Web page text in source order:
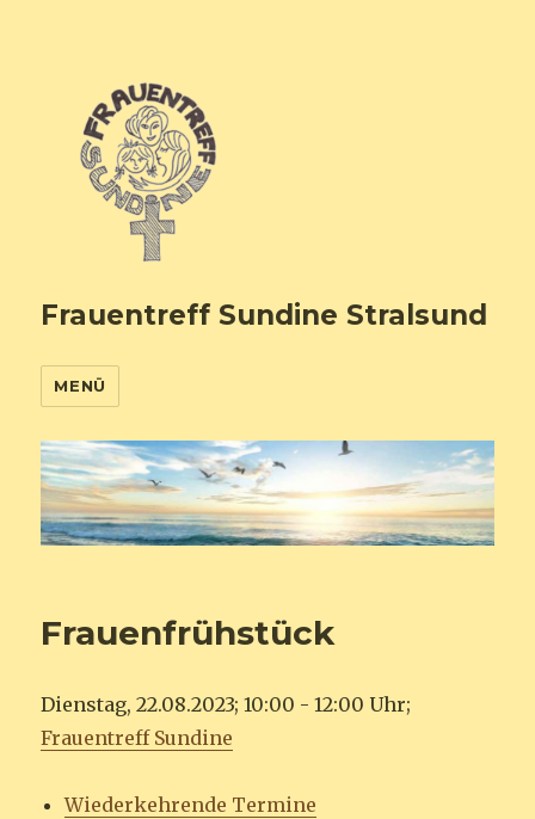
Frauentreff Sundine Stralsund
MENÜ
Frauenfrühstück
Dienstag, 22.08.2023; 10:00 - 12:00 Uhr;
Frauentreff Sundine
Wiederkehrende Termine